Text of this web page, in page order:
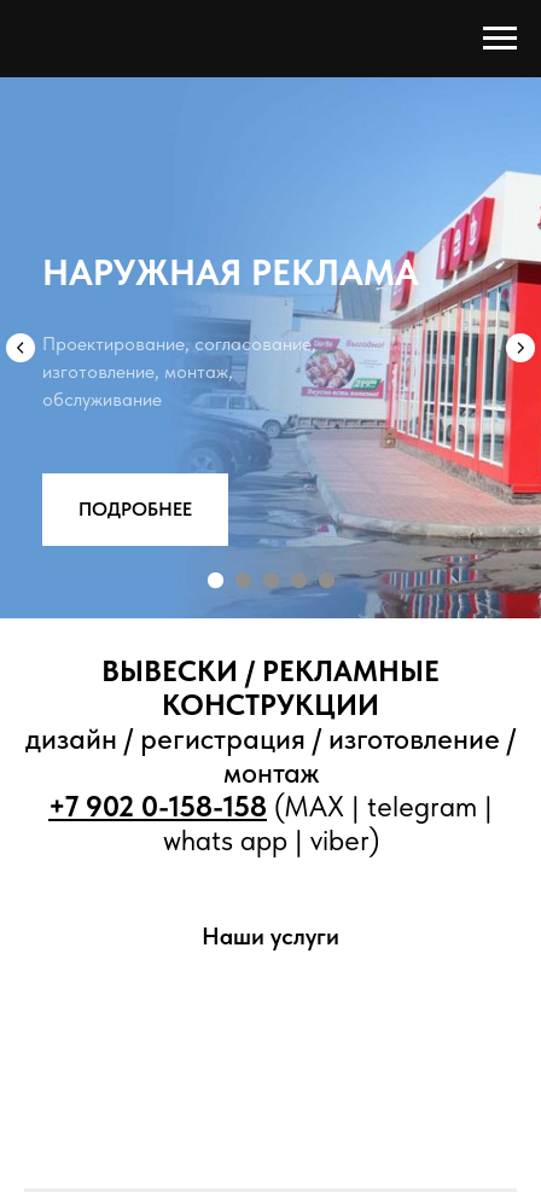
НАРУЖНАЯ РЕКЛАМА
Проектирование, согласование,
изготовление, монтаж,
обслуживание
ПОДРОБНЕЕ
ВЫВЕСКИ / РЕКЛАМНЫЕ
КОНСТРУКЦИИ
дизайн / регистрация / изготовление /
монтаж
+7 902 0-158-158 (MAX | telegram |
whats app | viber)
Наши услуги